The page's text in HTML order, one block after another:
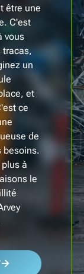
être une
C'est
vous
tracas,
un
et
ce
de
besoins.
à
le